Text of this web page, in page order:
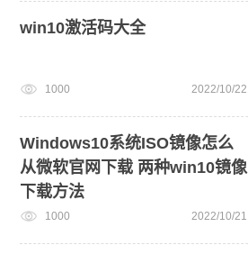
win10激活码大全
1000 2022/10/22
Windows10系统ISO镜像怎么
从微软官网下载 两种win10镜像
下载方法
1000 2022/10/21